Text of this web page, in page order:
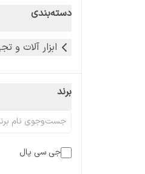
دسته‌بندی
ابزار آلات و
برند
جی سی پال